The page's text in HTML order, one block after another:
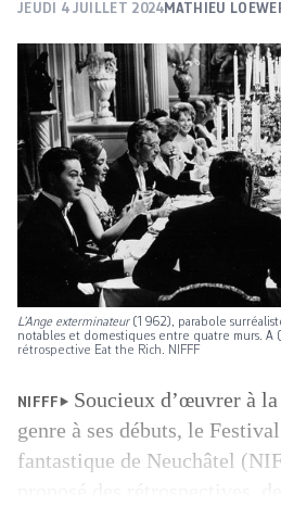
JEUDI 4 JUILLET 2024MATHIEU
L’Ange exterminateur(1962), parabole
notables et domestiques entre quatre murs. A
rétrospective Eat the Rich. NIFFF
NIFFF
Soucieux d’œuvrer à
genre à ses débuts, le
fantastique de Neuchâtel